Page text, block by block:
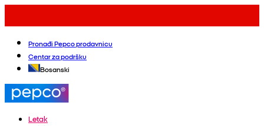
Pronađi Pepco prodavnicu
Centar za podršku
Bosanski
Letak